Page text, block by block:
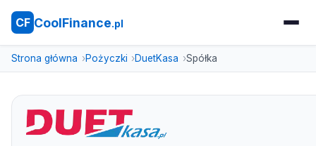
CF CoolFinance.pl
Strona główna Pożyczki DuetKasa Spółka